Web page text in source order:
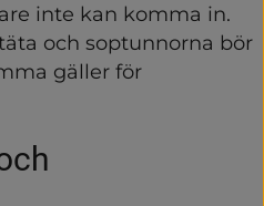
inte kan komma in.
och soptunnorna bör
gäller för